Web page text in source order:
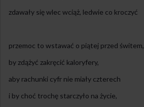
zdawały się wlec wciąż, ledwie co kroczyć
przemoc to wstawać o piątej przed świtem,
by zdążyć zakręcić kaloryfery,
aby rachunki cyfr nie miały czterech
i by choć trochę starczyło na życie,